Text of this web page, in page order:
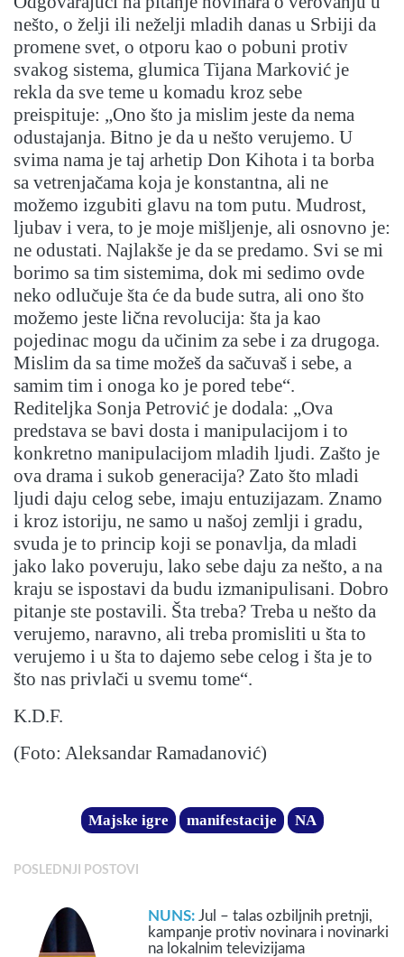
nešto, o želji ili neželji mladih danas u Srbiji da
promene svet, o otporu kao o pobuni protiv
svakog sistema, glumica Tijana Marković je
rekla da sve teme u komadu kroz sebe
preispituje: „Ono što ja mislim jeste da nema
odustajanja. Bitno je da u nešto verujemo. U
svima nama je taj arhetip Don Kihota i ta borba
sa vetrenjačama koja je konstantna, ali ne
možemo izgubiti glavu na tom putu. Mudrost,
ljubav i vera, to je moje mišljenje, ali osnovno je:
ne odustati. Najlakše je da se predamo. Svi se mi
borimo sa tim sistemima, dok mi sedimo ovde
neko odlučuje šta će da bude sutra, ali ono što
možemo jeste lična revolucija: šta ja kao
pojedinac mogu da učinim za sebe i za drugoga.
Mislim da sa time možeš da sačuvaš i sebe, a
samim tim i onoga ko je pored tebe“.
Rediteljka Sonja Petrović je dodala: „Ova
predstava se bavi dosta i manipulacijom i to
konkretno manipulacijom mladih ljudi. Zašto je
ova drama i sukob generacija? Zato što mladi
ljudi daju celog sebe, imaju entuzijazam. Znamo
i kroz istoriju, ne samo u našoj zemlji i gradu,
svuda je to princip koji se ponavlja, da mladi
jako lako poveruju, lako sebe daju za nešto, a na
kraju se ispostavi da budu izmanipulisani. Dobro
pitanje ste postavili. Šta treba? Treba u nešto da
verujemo, naravno, ali treba promisliti u šta to
verujemo i u šta to dajemo sebe celog i šta je to
što nas privlači u svemu tome“.
K.D.F.
(Foto: Aleksandar Ramadanović)
Majske igre manifestacije NA
POSLEDNJI POSTOVI
NUNS:Jul – talas ozbiljnih pretnji,
kampanje protiv novinara i novinarki
na lokalnim televizijama